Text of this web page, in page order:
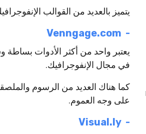
يتميز بالعديد من القوالب
‏-‏ Venngage.com
يعتبر واحد من أكثر الأدوات
في مجال الإنفوجرافيك.
كما هناك العديد من الرسوم
على وجه العموم.
‏-‏‏ ‏Visual.ly ‏